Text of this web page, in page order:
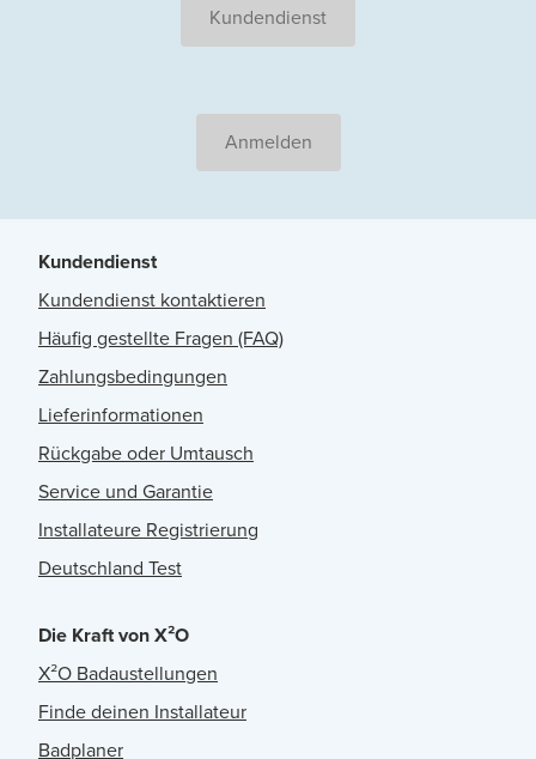
Kundendienst
Anmelden
Kundendienst
Kundendienst kontaktieren
Häufig gestellte Fragen (FAQ)
Zahlungsbedingungen
Lieferinformationen
Rückgabe oder Umtausch
Service und Garantie
Installateure Registrierung
Deutschland Test
Die Kraft von X²O
X²O Badaustellungen
Finde deinen Installateur
Badplaner